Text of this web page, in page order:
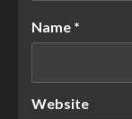
Name *
Website